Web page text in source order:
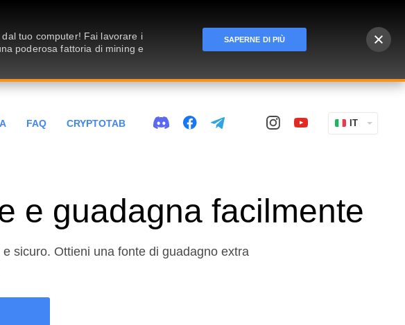
tuo computer! Fai lavorare i
poderosa fattoria di mining e
SAPERNE DI PIÙ
FAQ CRYPTOTAB IT
e guadagna facilmente
sicuro. Ottieni una fonte di guadagno extra